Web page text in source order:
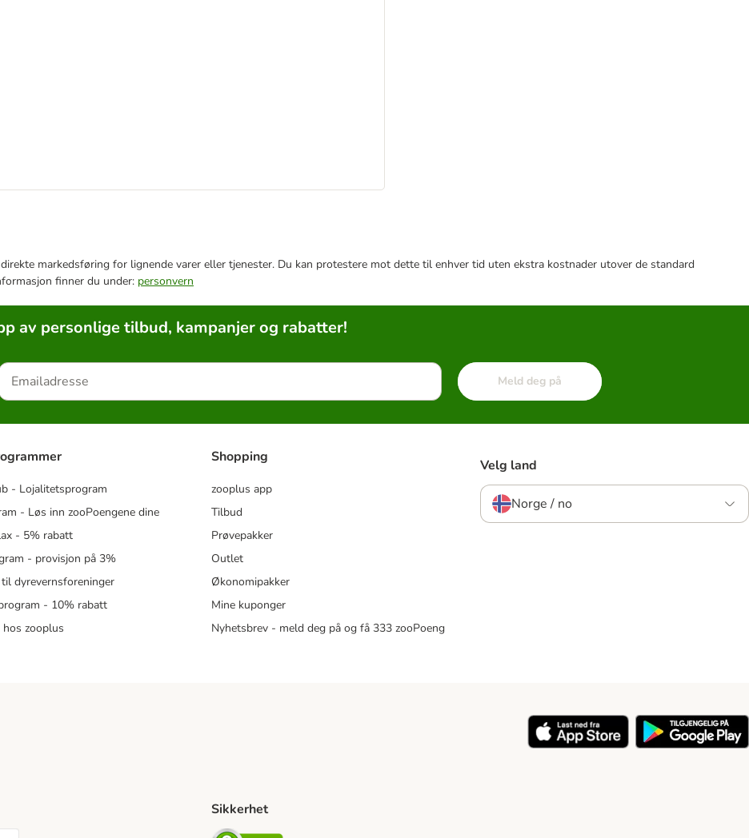
markedsføring for lignende varer eller tjenester. Du kan protestere mot dette til enhver tid uten ekstra kostnader utover de standard
finner du under: personvern
av personlige tilbud, kampanjer og rabatter!
Meld deg på
- Lojalitetsprogram
- Løs inn zooPoengene dine
- 5% rabatt
- provisjon på 3%
dyrevernsforeninger
- 10% rabatt
zooplus
Shopping
zooplus app
Tilbud
Prøvepakker
Outlet
Økonomipakker
Mine kuponger
Nyhetsbrev - meld deg på og få 333 zooPoeng
Velg land
Norge / no
Sikkerhet